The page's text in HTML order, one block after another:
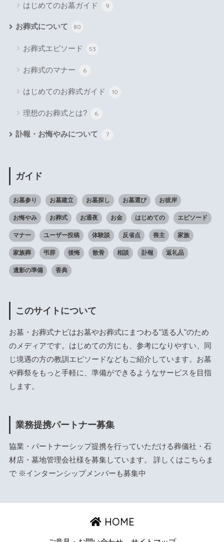
はじめてのお墓ガイド 9
お葬式について 80
お葬式エピソード 53
お葬式のマナー 6
はじめてのお葬式ガイド 10
理想のお葬式とは? 6
訃報・お悔やみについて 7
ガイド
お墓参り お墓建立 お墓探し お墓選び お彼岸
お悔やみ お葬式 お通夜 お金 はじめての エピソード
マナー ユーザー投稿 体験談 反省点 喪主 家族
家族葬 弔辞 後悔 散骨 相談 訃報 返礼品
遺影の準備 香典
このサイトについて
お墓・お葬式ナビはお墓やお葬式にまつわる"送る人"のため
のメディアです。はじめての方にも、参考になりやすい、同
じ境遇の方の教訓エピソードなどもご紹介しています。お墓
や葬祭をもっと手軽に、準備ができるようなサービスを目指
します。
業務提携パートナー募集
協業・パートナーシップ提携を行っていただける葬儀社・石
材店・墓地管理会社様を募集しています。 詳しくはこちら ま
で ※インターンシップメンバーも募集中
HOME